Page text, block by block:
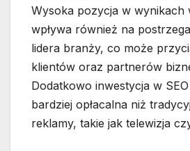
Wysoka pozycja w wynikach
wpływa również na
lidera branży, co może
klientów oraz partnerów
Dodatkowo inwestycja w
bardziej opłacalna niż
reklamy, takie jak telewizja